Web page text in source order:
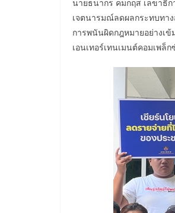
นายธนากร คมกฤส เลขาธิ
เจตนารมณ์ลดผลกระทบทา
การพนันผิดกฎหมายอย่างเ
เอนเทอร์เทนเมนต์คอมเพล็